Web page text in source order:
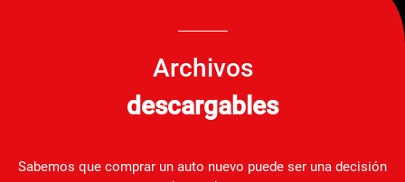
Archivos
descargables
Sabemos que comprar un auto nuevo puede ser una decisión